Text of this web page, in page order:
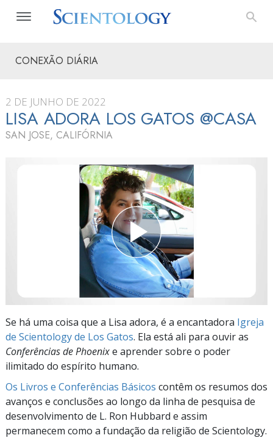
CONEXÃO DIÁRIA
2 DE JUNHO DE 2022
LISA ADORA LOS GATOS @CASA
SAN JOSE, CALIFÓRNIA
Se há uma coisa que a Lisa adora, é a encantadora Igreja
de Scientology de Los Gatos. Ela está ali para ouvir as
Conferências de Phoenixe aprender sobre o poder
ilimitado do espírito humano.
Os Livros e Conferências Básicos contêm os resumos dos
avanços e conclusões ao longo da linha de pesquisa de
desenvolvimento de L. Ron Hubbard e assim
permanecem como a fundação da religião de Scientology.